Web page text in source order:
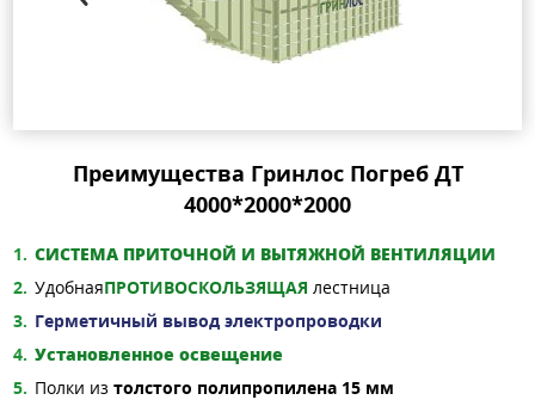
Преимущества Гринлос Погреб ДТ
4000*2000*2000
СИСТЕМА ПРИТОЧНОЙ И ВЫТЯЖНОЙ ВЕНТИЛЯЦИИ
УдобнаяПРОТИВОСКОЛЬЗЯЩАЯ лестница
Герметичный вывод электропроводки
Установленное освещение
Полки из толстого полипропилена 15 мм